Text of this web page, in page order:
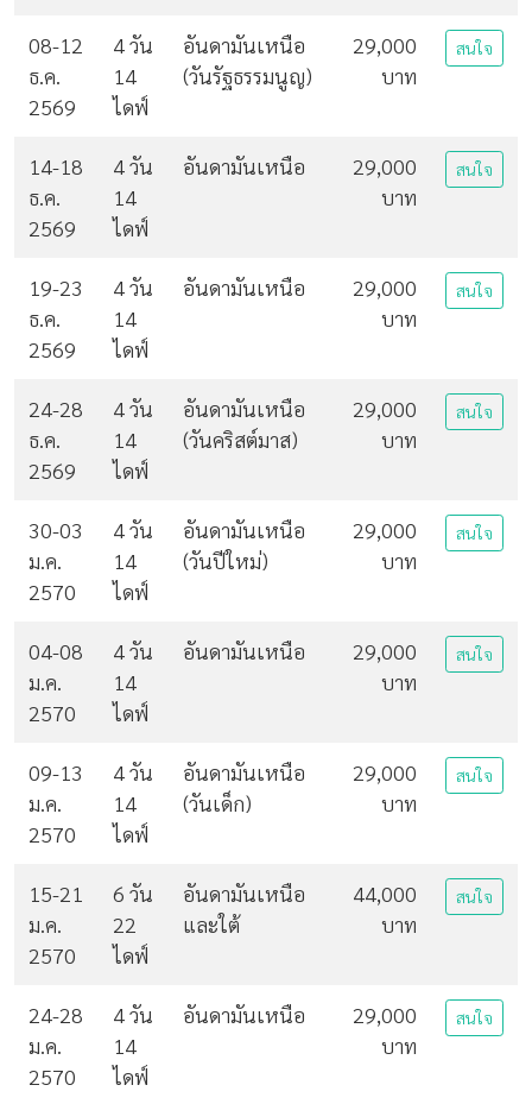
08-12
ธ.ค.
2569
4 วัน
14
ไดฟ์
อันดามันเหนือ
(วันรัฐธรรมนูญ)
29,000
บาท
สนใจ
14-18
ธ.ค.
2569
4 วัน
14
ไดฟ์
อันดามันเหนือ
29,000
บาท
สนใจ
19-23
ธ.ค.
2569
4 วัน
14
ไดฟ์
อันดามันเหนือ
29,000
บาท
สนใจ
24-28
ธ.ค.
2569
4 วัน
14
ไดฟ์
อันดามันเหนือ
(วันคริสต์มาส)
29,000
บาท
สนใจ
30-03
ม.ค.
2570
4 วัน
14
ไดฟ์
อันดามันเหนือ
(วันปีใหม่)
29,000
บาท
สนใจ
04-08
ม.ค.
2570
4 วัน
14
ไดฟ์
อันดามันเหนือ
29,000
บาท
สนใจ
09-13
ม.ค.
2570
4 วัน
14
ไดฟ์
อันดามันเหนือ
(วันเด็ก)
29,000
บาท
สนใจ
15-21
ม.ค.
2570
6 วัน
22
ไดฟ์
อันดามันเหนือ
และใต้
44,000
บาท
สนใจ
24-28
ม.ค.
2570
4 วัน
14
ไดฟ์
อันดามันเหนือ
29,000
บาท
สนใจ